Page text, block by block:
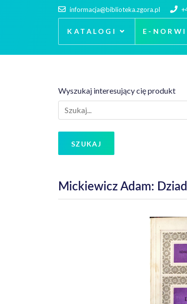
informacja@biblioteka.zgora.pl
KATALOGI E-
Wyszukaj interesujący cię produkt
SZUKAJ
Mickiewicz Adam: